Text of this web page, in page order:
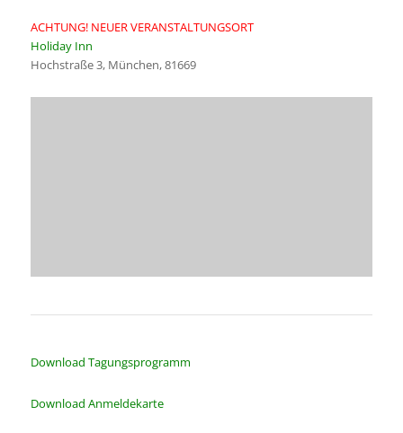
ACHTUNG! NEUER VERANSTALTUNGSORT
Holiday Inn
Hochstraße 3, München, 81669
Download Tagungsprogramm
Download Anmeldekarte